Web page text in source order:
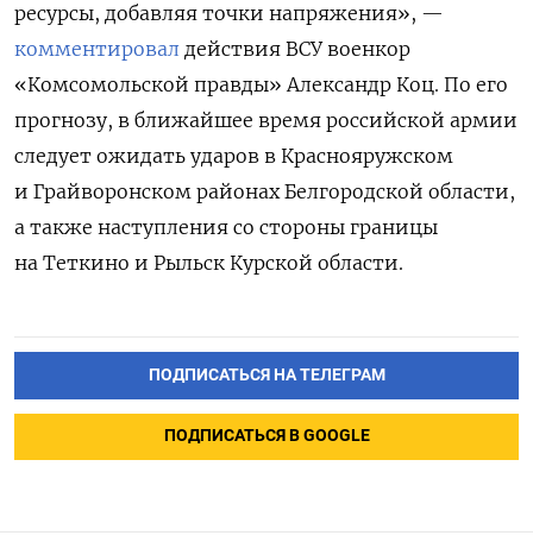
ресурсы, добавляя точки напряжения», —
комментировал действия ВСУ военкор
«Комсомольской правды» Александр Коц. По его
прогнозу, в ближайшее время российской армии
следует ожидать ударов в Краснояружском
и Грайворонском районах Белгородской области,
а также наступления со стороны границы
на Теткино и Рыльск Курской области.
ПОДПИСАТЬСЯ НА ТЕЛЕГРАМ
ПОДПИСАТЬСЯ В GOOGLE